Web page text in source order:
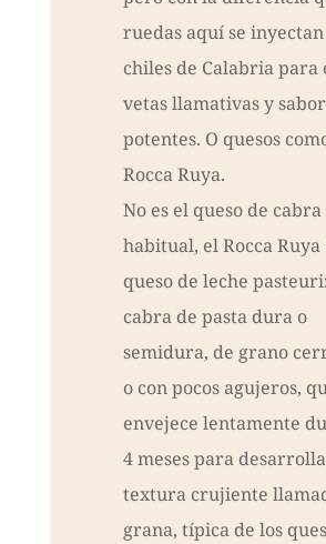
ruedas aquí se
chiles de Calabria para
vetas llamativas y
potentes. O quesos
Rocca Ruya.
No es el queso de cabra
habitual, el Rocca Ruya
queso de leche
cabra de pasta dura o
semidura, de grano
o con pocos agujeros,
envejece lentamente
4 meses para
textura crujiente
grana, típica de los